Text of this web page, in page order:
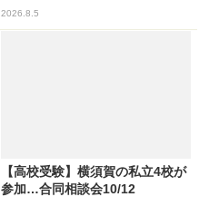
2026.8.5
【高校受験】横須賀の私立4校が
参加…合同相談会10/12